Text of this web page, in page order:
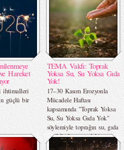
Hareket
ihtimalleri
güçlü bir
TEMA Vakfı: Toprak
Yoksa Su, Su Yoksa Gıda
Yok!
17–30 Kasım Erozyonla
Mücadele Haftası
kapsamında "Toprak Yoksa
Su, Su Yoksa Gıda Yok"
söylemiyle toprağın su, gıda
ve iklimle arasındaki
kopmaz bağa dikkat çekiyor.